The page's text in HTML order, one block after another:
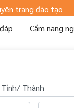
trang đào tạo
Cẩm nang